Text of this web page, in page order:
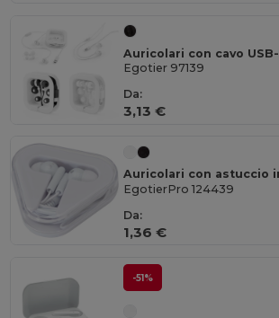
Egotier 97139
Da:
3,13 €
EgotierPro 124439
Da:
1,36 €
-51%